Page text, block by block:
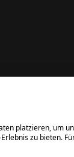
platzieren, um
zu bieten.